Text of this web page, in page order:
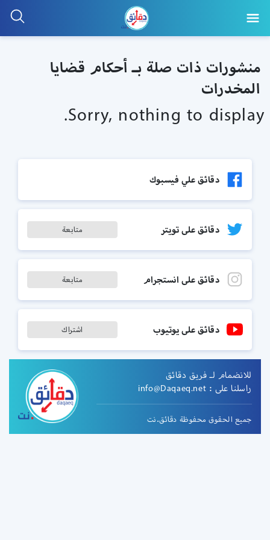
منشورات ذات صلة بـ أحكام قضايا
المخدرات
Sorry, nothing to display.
دقائق علي فيسبوك
دقائق على تويتر متابعة
دقائق على انستجرام متابعة
دقائق على يوتيوب اشتراك
للانضمام لـ فريق دقائق
راسلنا على : info@Daqaeq.net
جميع الحقوق محفوظة دقائق.نت